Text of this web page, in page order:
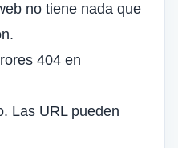
no tiene nada que
404 en
Las URL pueden